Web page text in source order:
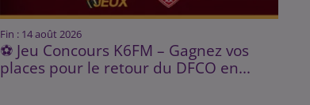
Fin : 14 août 2026
⚽ Jeu Concours K6FM – Gagnez vos
places pour le retour du DFCO en...